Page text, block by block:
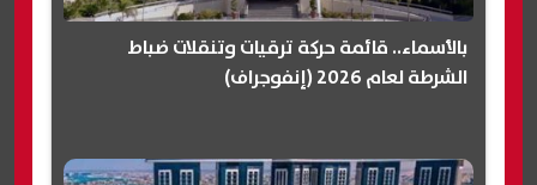
بالأسماء.. قائمة حركة ترقيات وتنقلات ضباط
الشرطة لعام 2026 (إنفوجراف)